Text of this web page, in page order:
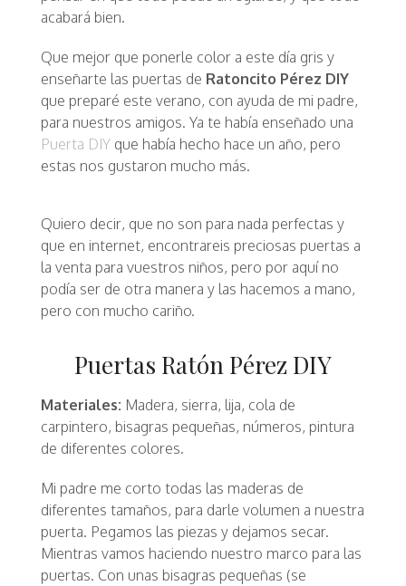
acabará bien.
Que mejor que ponerle color a este día gris y
enseñarte las puertas de Ratoncito Pérez DIY
que preparé este verano, con ayuda de mi padre,
para nuestros amigos. Ya te había enseñado una
Puerta DIYque había hecho hace un año, pero
estas nos gustaron mucho más.
Quiero decir, que no son para nada perfectas y
que en internet, encontrareis preciosas puertas a
la venta para vuestros niños, pero por aquí no
podía ser de otra manera y las hacemos a mano,
pero con mucho cariño.
Puertas Ratón Pérez DIY
Materiales: Madera, sierra, lija, cola de
carpintero, bisagras pequeñas, números, pintura
de diferentes colores.
Mi padre me corto todas las maderas de
diferentes tamaños, para darle volumen a nuestra
puerta. Pegamos las piezas y dejamos secar.
Mientras vamos haciendo nuestro marco para las
puertas. Con unas bisagras pequeñas (se